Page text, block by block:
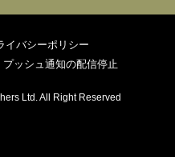
イバシーポリシー
プッシュ通知の配信停止
Ltd. All Right Reserved